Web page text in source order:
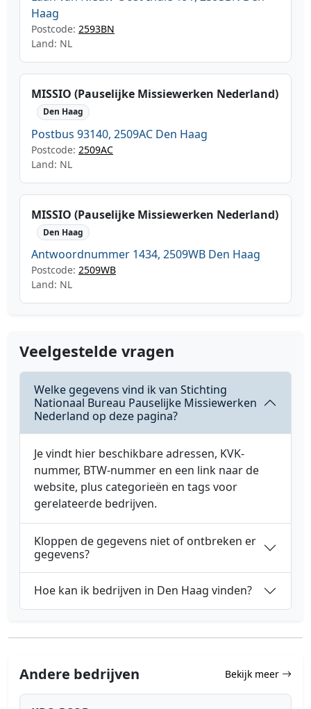
Haag
Postcode: 2593BN
Land: NL
MISSIO (Pauselijke Missiewerken Nederland)
Den Haag
Postbus 93140, 2509AC Den Haag
Postcode: 2509AC
Land: NL
MISSIO (Pauselijke Missiewerken Nederland)
Den Haag
Antwoordnummer 1434, 2509WB Den Haag
Postcode: 2509WB
Land: NL
Veelgestelde vragen
Welke gegevens vind ik van Stichting
Nationaal Bureau Pauselijke Missiewerken
Nederland op deze pagina?
Je vindt hier beschikbare adressen, KVK-
nummer, BTW-nummer en een link naar de
website, plus categorieën en tags voor
gerelateerde bedrijven.
Kloppen de gegevens niet of ontbreken er
gegevens?
Hoe kan ik bedrijven in Den Haag vinden?
Andere bedrijven Bekijk meer